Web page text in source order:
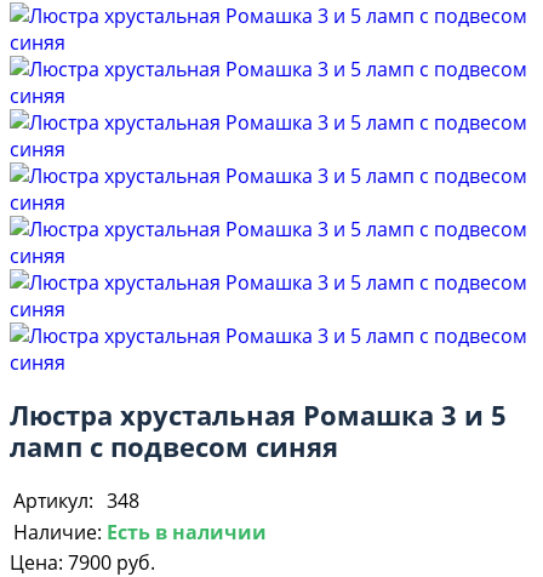
Люстра хрустальная Ромашка 3 и 5
ламп с подвесом синяя
Артикул: 348
Наличие: Есть в наличии
Цена: 7900 руб.